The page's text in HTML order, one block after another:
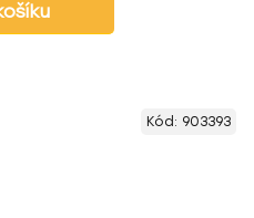
Kód: 903393